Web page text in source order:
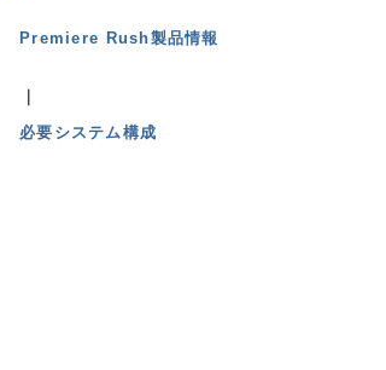
Premiere Rush製品情報
必要システム構成